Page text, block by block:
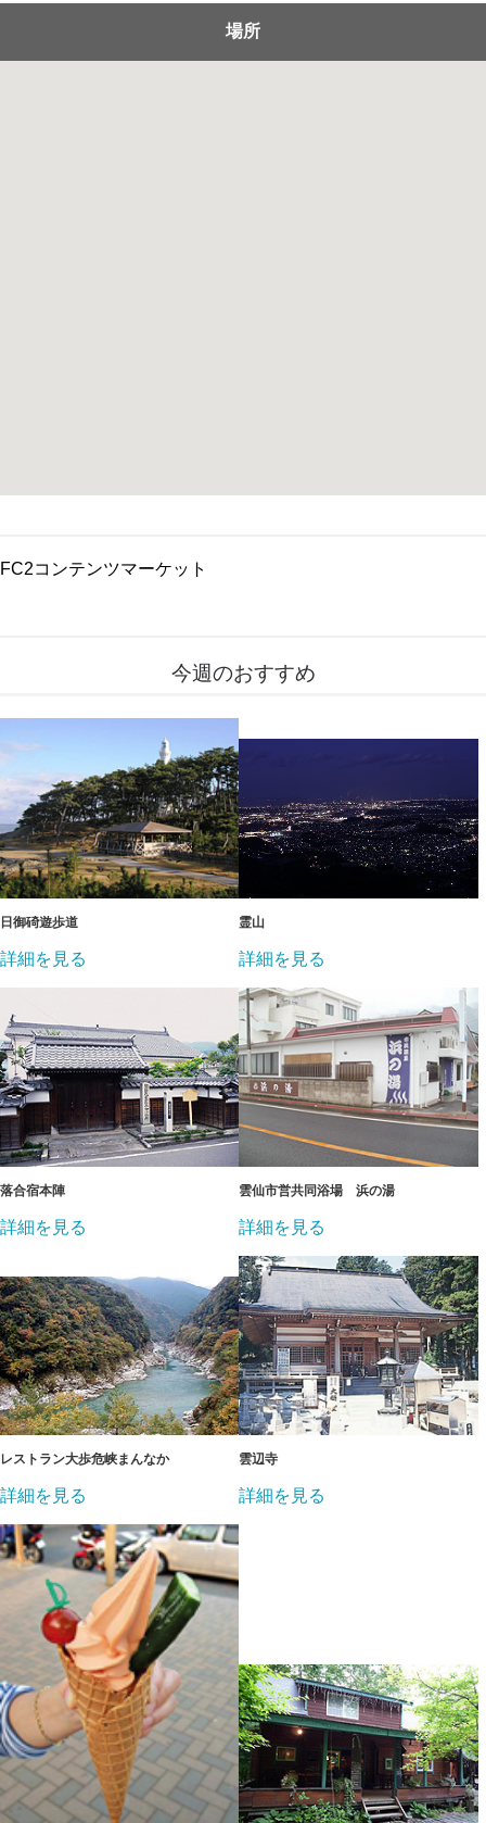
場所
FC2コンテンツマーケット
今週のおすすめ
日御碕遊歩道
詳細を見る
霊山
詳細を見る
落合宿本陣
詳細を見る
雲仙市営共同浴場 浜の湯
詳細を見る
レストラン大歩危峡まんなか
詳細を見る
雲辺寺
詳細を見る